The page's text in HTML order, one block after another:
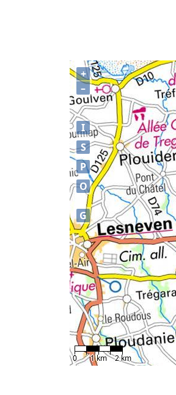
+
–
0 1 km 2 km
I
S
P
O
G